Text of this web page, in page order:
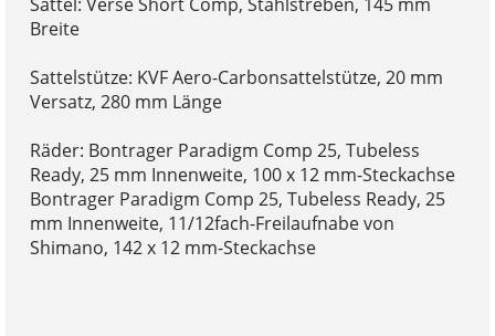
Breite
Sattelstütze: KVF Aero-Carbonsattelstütze, 20 mm
Versatz, 280 mm Länge
Räder: Bontrager Paradigm Comp 25, Tubeless
Ready, 25 mm Innenweite, 100 x 12 mm-Steckachse
Bontrager Paradigm Comp 25, Tubeless Ready, 25
mm Innenweite, 11/12fach-Freilaufnabe von
Shimano, 142 x 12 mm-Steckachse